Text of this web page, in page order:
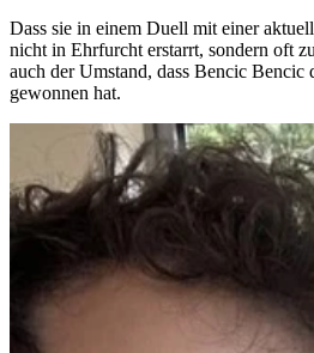
Dass sie in einem Duell mit einer
nicht in Ehrfurcht erstarrt, sondern oft
auch der Umstand, dass Bencic Bencic
gewonnen hat.